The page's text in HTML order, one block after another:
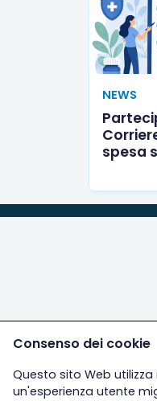
NEWS
spesa
Consenso dei cookie
Questo sito Web
un'esperienza utente